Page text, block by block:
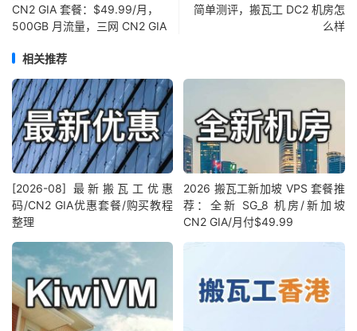
CN2 GIA 套餐：$49.99/月，
500GB 月流量，三网 CN2 GIA
简单测评，搬瓦工 DC2 机房怎
么样
相关推荐
[2026-08] 最新搬瓦工优惠
码/CN2 GIA优惠套餐/购买教程
整理
2026 搬瓦工新加坡 VPS 套餐推
荐：全新 SG_8 机房/新加坡
CN2 GIA/月付$49.99